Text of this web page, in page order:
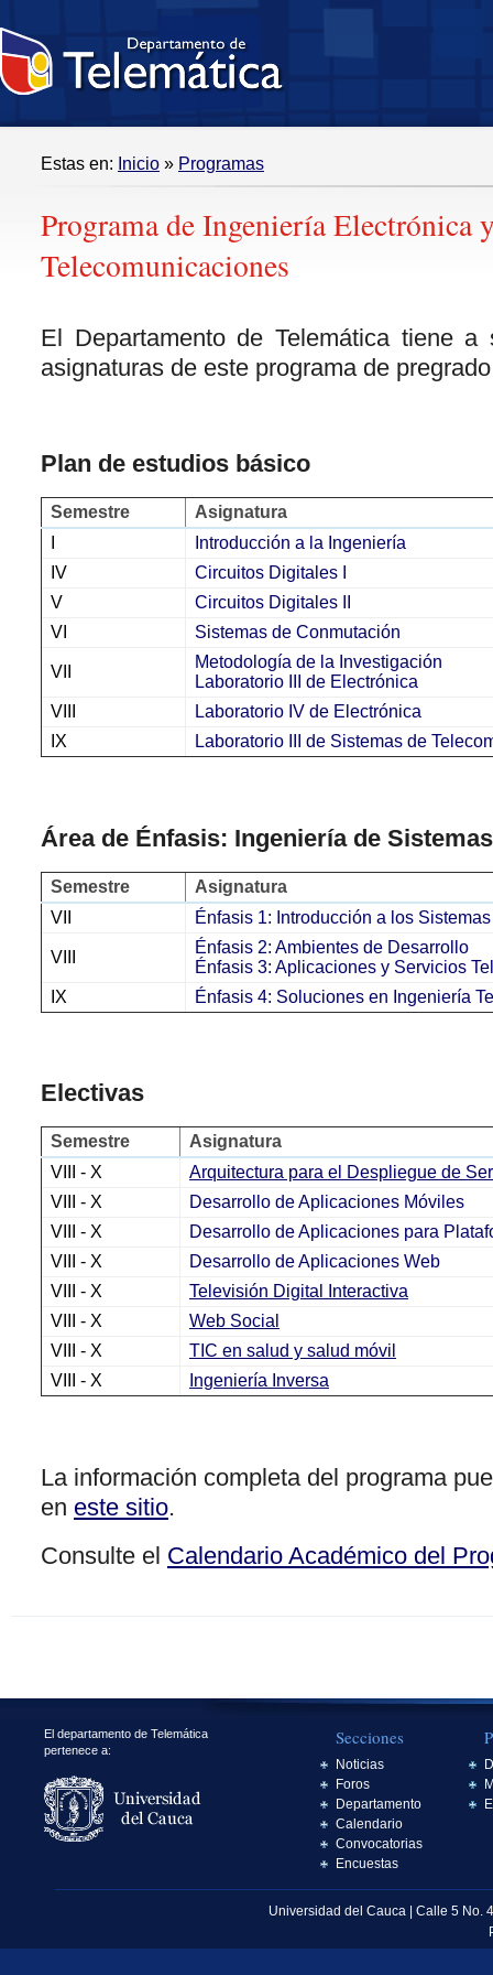
Estas en: Inicio » Programas
Programa de Ingeniería Electrónica
Telecomunicaciones
El Departamento de Telemática tiene
asignaturas de este programa de
Plan de estudios básico
Semestre
Asignatura
Introducción a la Ingeniería
IV
Circuitos Digitales I
V
Circuitos Digitales II
VI
Sistemas de Conmutación
VII
Metodología de la Investigación
Laboratorio III de Electrónica
VIII
Laboratorio IV de Electrónica
IX
Laboratorio III de Sistemas de
Área de Énfasis: Ingeniería de
Semestre
Asignatura
VII
Énfasis 1: Introducción a los
VIII
Énfasis 2: Ambientes de Desarrollo
Énfasis 3: Aplicaciones y Servicios
IX
Énfasis 4: Soluciones en Ingeniería
Electivas
Semestre
Asignatura
VIII - X
Arquitectura para el Despliegue de
VIII - X
Desarrollo de Aplicaciones Móviles
VIII - X
Desarrollo de Aplicaciones para
VIII - X
Desarrollo de Aplicaciones Web
VIII - X
Televisión Digital Interactiva
VIII - X
Web Social
VIII - X
TIC en salud y salud móvil
VIII - X
Ingeniería Inversa
La información completa del programa
en este sitio.
Consulte el Calendario Académico del
El departamento de Telemática
pertenece a:
Secciones
Noticias
Foros
Departamento
Calendario
Convocatorias
Encuestas
Universidad del Cauca | Calle 5 No.